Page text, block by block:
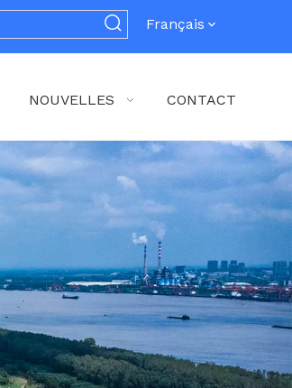
Français
NOUVELLES CONTACT